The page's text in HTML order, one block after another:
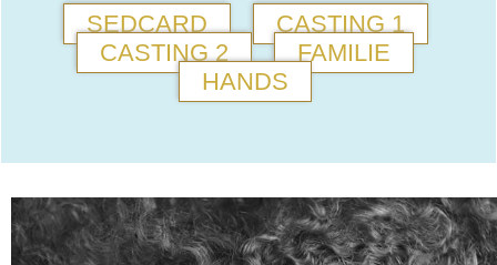
SEDCARD
CASTING 1
CASTING 2
FAMILIE
HANDS